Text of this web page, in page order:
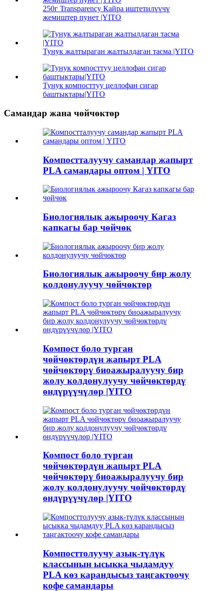
250г Transparency Кайра иштетилүүчү
жемиштер пунет |YITO
Тунук жалтыраган жалтылдаган тасма |YITO
Тунук компосттуу целлофан сигар
баштыктары|YITO
Самандар жана чөйчөктөр
Компостталуучу самандар жапырт
PLA самандары оптом | YITO
Биологиялык ажыроочу Кагаз
капкагы бар чөйчөк
Биологиялык ажыроочу бир жолу
колдонулуучу чөйчөктөр
Компост боло турган
чөйчөктөрдүн жапырт PLA
чөйчөктөрү биоажыралуучу бир
жолу колдонулуучу чөйчөктөрдү
өндүрүүчүлөр |YITO
Компост боло турган
чөйчөктөрдүн жапырт PLA
чөйчөктөрү биоажыралуучу бир
жолу колдонулуучу чөйчөктөрдү
өндүрүүчүлөр |YITO
Компосттолуучу азык-түлүк
классынын ысыкка чыдамдуу
PLA көз карандысыз таңгактоочу
кофе самандары